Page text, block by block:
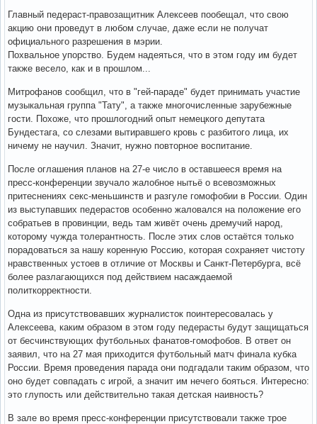
Главный педераст-правозащитник Алексеев пообещал, что свою
акцию они проведут в любом случае, даже если не получат
официального разрешения в мэрии.
Похвальное упорство. Будем надеяться, что в этом году им будет
также весело, как и в прошлом...
Митрофанов сообщил, что в "гей-параде" будет принимать участие
музыкальная группа "Тату", а также многочисленные зарубежные
гости. Похоже, что прошлогодний опыт немецкого депутата
Бундестага, со слезами вытиравшего кровь с разбитого лица, их
ничему не научил. Значит, нужно повторное воспитание.
После оглашения планов на 27-е число в оставшееся время на
пресс-конференции звучало жалобное нытьё о всевозможных
притеснениях секс-меньшинств и разгуле гомофобии в России. Один
из выступавших педерастов особенно жаловался на положение его
собратьев в провинции, ведь там живёт очень дремучий народ,
которому чужда толерантность. После этих слов остаётся только
порадоваться за нашу коренную Россию, которая сохраняет чистоту
нравственных устоев в отличие от Москвы и Санкт-Петербурга, всё
более разлагающихся под действием насаждаемой
политкорректности.
Одна из присутствовавших журналисток поинтересовалась у
Алексеева, каким образом в этом году педерасты будут защищаться
от бесчинствующих футбольных фанатов-гомофобов. В ответ он
заявил, что на 27 мая приходится футбольный матч финала кубка
России. Время проведения парада они подгадали таким образом, что
оно будет совпадать с игрой, а значит им нечего бояться. Интересно:
это глупость или действительно такая детская наивность?
В зале во время пресс-конференции присутствовали также трое